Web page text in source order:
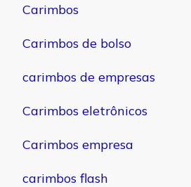
Carimbos
Carimbos de bolso
carimbos de empresas
Carimbos eletrônicos
Carimbos empresa
carimbos flash